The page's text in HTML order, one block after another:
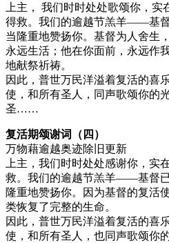
上主， 我们时时处处歌颂你，实
得救。我们的逾越节羔羊——基
当隆重地赞扬你。基督为人舍生
永远生活；他在你面前，永远作
地献祭祈祷。
因此，普世万民洋溢着复活的喜
使，和所有圣人，同声歌颂你的
圣……
复活期颂谢词（四）
万物藉逾越奥迹除旧更新
上主，我们时时处处感谢你，实
救。我们的逾越节羔羊——基督
隆重地赞扬你。因为基督的复活
类恢复了完整的生命。
因此，普世万民洋溢着复活的喜
使，和所有圣人，也同声歌颂你